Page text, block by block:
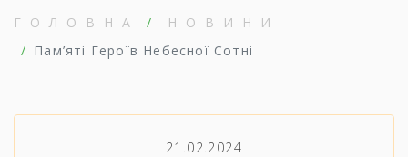
ГОЛОВНА
НОВИНИ
Пам’яті Героїв Небесної Сотні
21.02.2024